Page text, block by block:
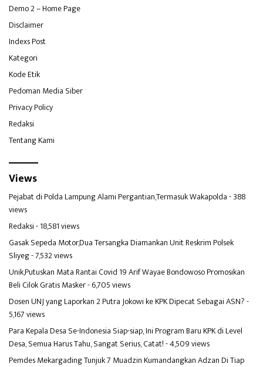
Demo 2 – Home Page
Disclaimer
Indexs Post
Kategori
Kode Etik
Pedoman Media Siber
Privacy Policy
Redaksi
Tentang Kami
Views
Pejabat di Polda Lampung Alami Pergantian,Termasuk Wakapolda- 388
views
Redaksi- 18,581 views
Gasak Sepeda Motor,Dua Tersangka Diamankan Unit Reskrim Polsek
Sliyeg- 7,532 views
Unik,Putuskan Mata Rantai Covid 19 Arif Wayae Bondowoso Promosikan
Beli Cilok Gratis Masker- 6,705 views
Dosen UNJ yang Laporkan 2 Putra Jokowi ke KPK Dipecat Sebagai ASN?-
5,167 views
Para Kepala Desa Se-Indonesia Siap-siap, Ini Program Baru KPK di Level
Desa, Semua Harus Tahu, Sangat Serius, Catat!- 4,509 views
Pemdes Mekargading Tunjuk 7 Muadzin Kumandangkan Adzan Di Tiap